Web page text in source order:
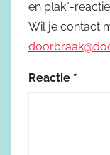
en plak"-
Wil je contact
Reactie *